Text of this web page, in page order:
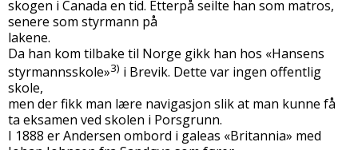
skogen i Canada en tid. Etterpå seilte han som matros,
senere som styrmann på
lakene.
Da han kom tilbake til Norge gikk han hos «Hansens
styrmannsskole»3) i Brevik. Dette var ingen offentlig
skole,
men der fikk man lære navigasjon slik at man kunne få
ta eksamen ved skolen i Porsgrunn.
I 1888 er Andersen ombord i galeas «Britannia» med